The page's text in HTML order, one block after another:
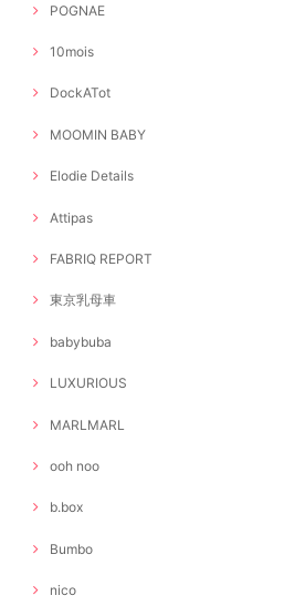
POGNAE
10mois
DockATot
MOOMIN BABY
Elodie Details
Attipas
FABRIQ REPORT
東京乳母車
babybuba
LUXURIOUS
MARLMARL
ooh noo
b.box
Bumbo
nico